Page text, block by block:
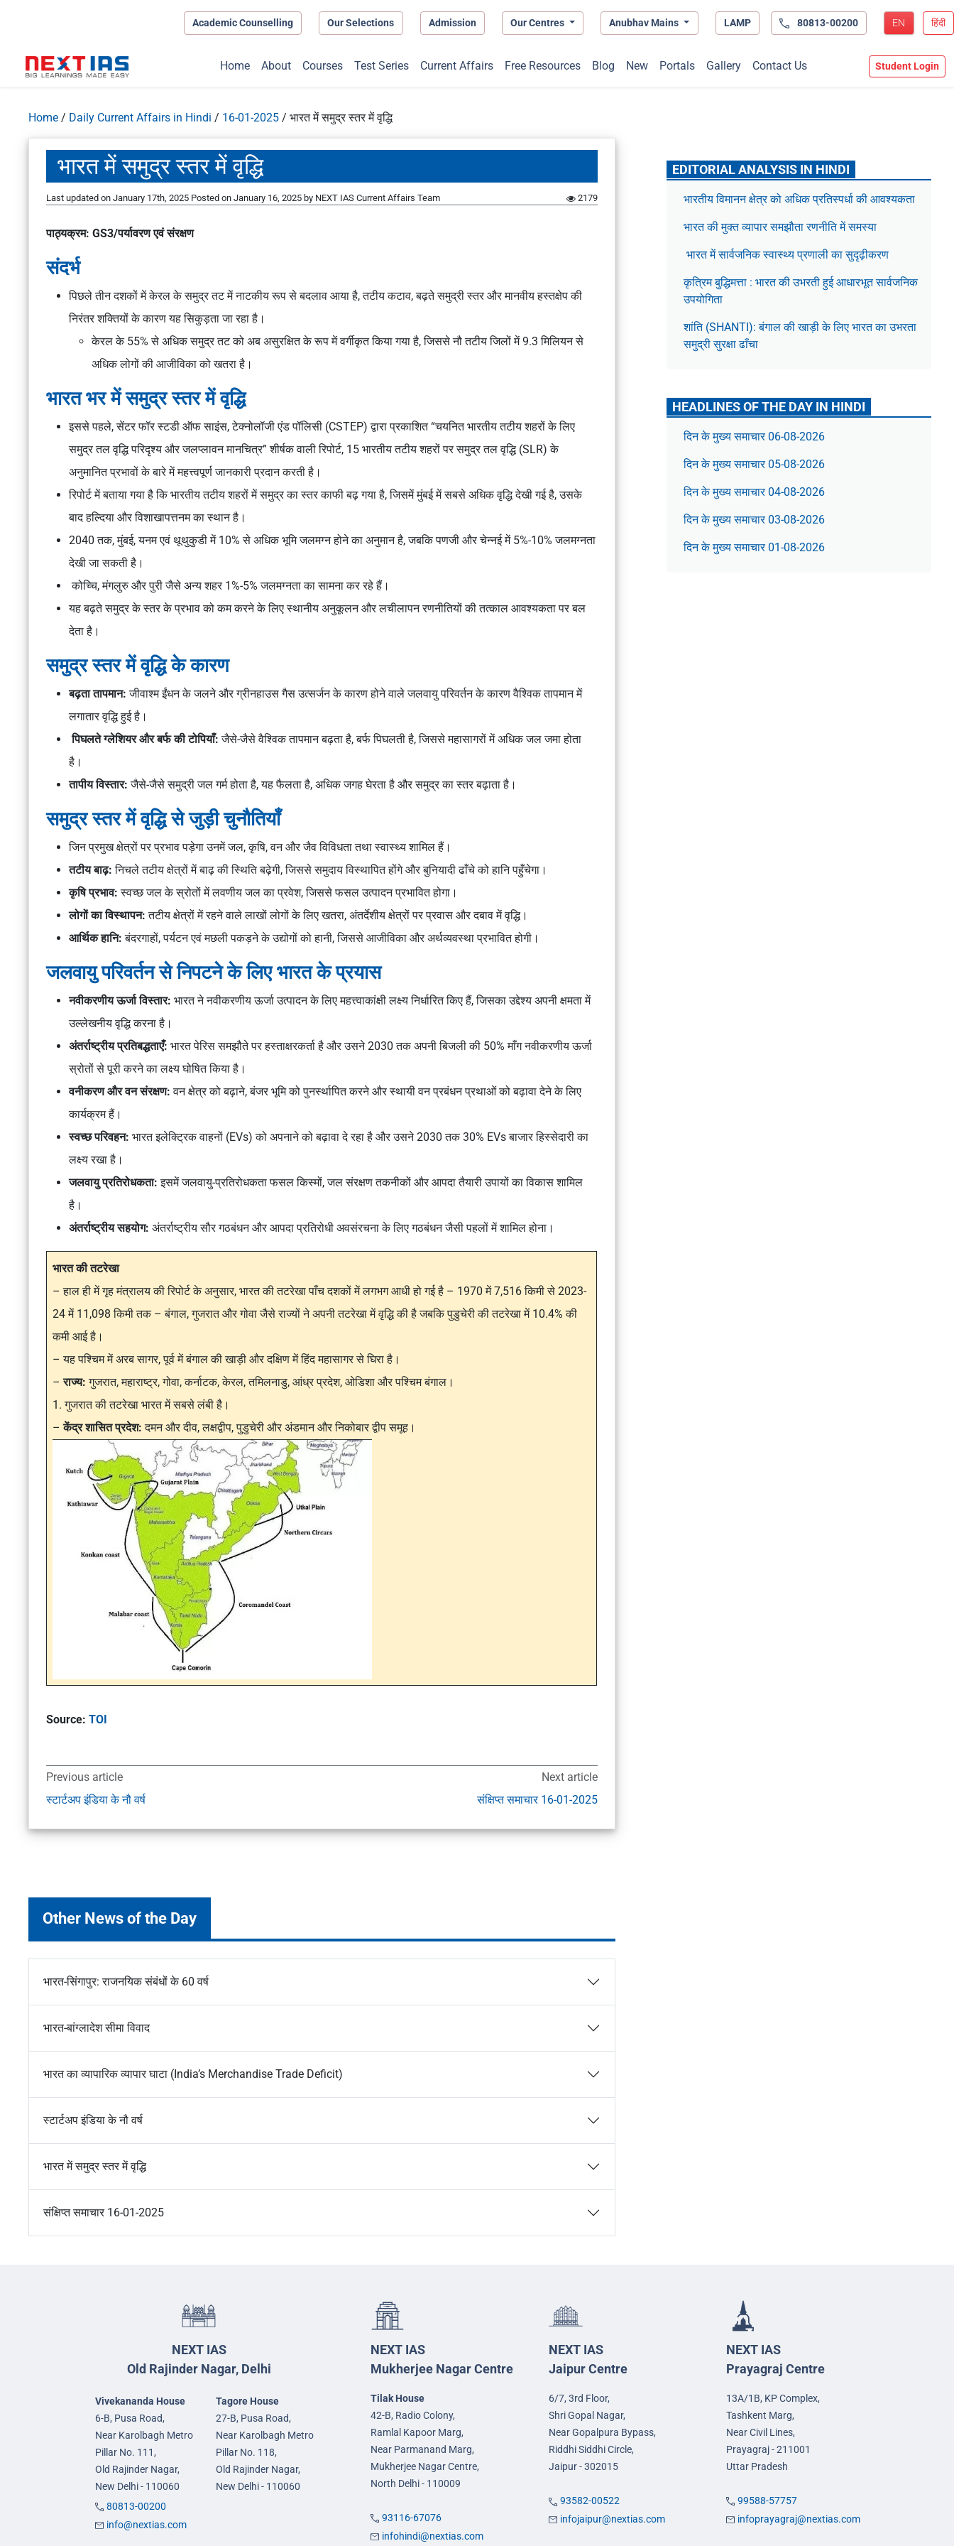
Academic Counselling Our Selections Admission Our Centres Anubhav Mains LAMP 80813-00200 EN हिंदी
Home About Courses Test Series Current Affairs Free Resources Blog New Portals Gallery Contact Us Student Login
Home / Daily Current Affairs in Hindi / 16-01-2025 / भारत में समुद्र स्तर में वृद्धि
भारत में समुद्र स्तर में वृद्धि
Last updated on January 17th, 2025 Posted on January 16, 2025 by NEXT IAS Current Affairs Team 2179
पाठ्यक्रम: GS3/पर्यावरण एवं संरक्षण
संदर्भ
पिछले तीन दशकों में केरल के समुद्र तट में नाटकीय रूप से बदलाव आया है, तटीय कटाव, बढ़ते समुद्री स्तर और मानवीय हस्तक्षेप की
निरंतर शक्तियों के कारण यह सिकुड़ता जा रहा है।
केरल के 55% से अधिक समुद्र तट को अब असुरक्षित के रूप में वर्गीकृत किया गया है, जिससे नौ तटीय जिलों में 9.3 मिलियन से
अधिक लोगों की आजीविका को खतरा है।
भारत भर में समुद्र स्तर में वृद्धि
इससे पहले, सेंटर फॉर स्टडी ऑफ साइंस, टेक्नोलॉजी एंड पॉलिसी (CSTEP) द्वारा प्रकाशित “चयनित भारतीय तटीय शहरों के लिए
समुद्र तल वृद्धि परिदृश्य और जलप्लावन मानचित्र” शीर्षक वाली रिपोर्ट, 15 भारतीय तटीय शहरों पर समुद्र तल वृद्धि (SLR) के
अनुमानित प्रभावों के बारे में महत्त्वपूर्ण जानकारी प्रदान करती है।
रिपोर्ट में बताया गया है कि भारतीय तटीय शहरों में समुद्र का स्तर काफी बढ़ गया है, जिसमें मुंबई में सबसे अधिक वृद्धि देखी गई है, उसके
बाद हल्दिया और विशाखापत्तनम का स्थान है।
2040 तक, मुंबई, यनम एवं थूथुकुडी में 10% से अधिक भूमि जलमग्न होने का अनुमान है, जबकि पणजी और चेन्नई में 5%-10% जलमग्नता
देखी जा सकती है।
कोच्चि, मंगलुरु और पुरी जैसे अन्य शहर 1%-5% जलमग्नता का सामना कर रहे हैं।
यह बढ़ते समुद्र के स्तर के प्रभाव को कम करने के लिए स्थानीय अनुकूलन और लचीलापन रणनीतियों की तत्काल आवश्यकता पर बल
देता है।
समुद्र स्तर में वृद्धि के कारण
बढ़ता तापमान: जीवाश्म ईंधन के जलने और ग्रीनहाउस गैस उत्सर्जन के कारण होने वाले जलवायु परिवर्तन के कारण वैश्विक तापमान में
लगातार वृद्धि हुई है।
पिघलते ग्लेशियर और बर्फ की टोपियाँ:जैसे-जैसे वैश्विक तापमान बढ़ता है, बर्फ पिघलती है, जिससे महासागरों में अधिक जल जमा होता
है।
तापीय विस्तार:जैसे-जैसे समुद्री जल गर्म होता है, यह फैलता है, अधिक जगह घेरता है और समुद्र का स्तर बढ़ाता है।
समुद्र स्तर में वृद्धि से जुड़ी चुनौतियाँ
जिन प्रमुख क्षेत्रों पर प्रभाव पड़ेगा उनमें जल, कृषि, वन और जैव विविधता तथा स्वास्थ्य शामिल हैं।
तटीय बाढ़:निचले तटीय क्षेत्रों में बाढ़ की स्थिति बढ़ेगी, जिससे समुदाय विस्थापित होंगे और बुनियादी ढाँचे को हानि पहुँचेगा।
कृषि प्रभाव:स्वच्छ जल के स्रोतों में लवणीय जल का प्रवेश, जिससे फसल उत्पादन प्रभावित होगा।
लोगों का विस्थापन:तटीय क्षेत्रों में रहने वाले लाखों लोगों के लिए खतरा, अंतर्देशीय क्षेत्रों पर प्रवास और दबाव में वृद्धि।
आर्थिक हानि:बंदरगाहों, पर्यटन एवं मछली पकड़ने के उद्योगों को हानी, जिससे आजीविका और अर्थव्यवस्था प्रभावित होगी।
जलवायु परिवर्तन से निपटने के लिए भारत के प्रयास
नवीकरणीय ऊर्जा विस्तार: भारत ने नवीकरणीय ऊर्जा उत्पादन के लिए महत्त्वाकांक्षी लक्ष्य निर्धारित किए हैं, जिसका उद्देश्य अपनी क्षमता में
उल्लेखनीय वृद्धि करना है।
अंतर्राष्ट्रीय प्रतिबद्धताएँ: भारत पेरिस समझौते पर हस्ताक्षरकर्ता है और उसने 2030 तक अपनी बिजली की 50% माँग नवीकरणीय ऊर्जा
स्रोतों से पूरी करने का लक्ष्य घोषित किया है।
वनीकरण और वन संरक्षण:वन क्षेत्र को बढ़ाने, बंजर भूमि को पुनर्स्थापित करने और स्थायी वन प्रबंधन प्रथाओं को बढ़ावा देने के लिए
कार्यक्रम हैं।
स्वच्छ परिवहन: भारत इलेक्ट्रिक वाहनों (EVs) को अपनाने को बढ़ावा दे रहा है और उसने 2030 तक 30% EVs बाजार हिस्सेदारी का
लक्ष्य रखा है।
जलवायु प्रतिरोधकता:इसमें जलवायु-प्रतिरोधकता फसल किस्मों, जल संरक्षण तकनीकों और आपदा तैयारी उपायों का विकास शामिल
है।
अंतर्राष्ट्रीय सहयोग: अंतर्राष्ट्रीय सौर गठबंधन और आपदा प्रतिरोधी अवसंरचना के लिए गठबंधन जैसी पहलों में शामिल होना।
भारत की तटरेखा
– हाल ही में गृह मंत्रालय की रिपोर्ट के अनुसार, भारत की तटरेखा पाँच दशकों में लगभग आधी हो गई है – 1970 में 7,516 किमी से 2023-
24 में 11,098 किमी तक – बंगाल, गुजरात और गोवा जैसे राज्यों ने अपनी तटरेखा में वृद्धि की है जबकि पुडुचेरी की तटरेखा में 10.4% की
कमी आई है।
– यह पश्चिम में अरब सागर, पूर्व में बंगाल की खाड़ी और दक्षिण में हिंद महासागर से घिरा है।
–राज्य: गुजरात, महाराष्ट्र, गोवा, कर्नाटक, केरल, तमिलनाडु, आंध्र प्रदेश, ओडिशा और पश्चिम बंगाल।
1. गुजरात की तटरेखा भारत में सबसे लंबी है।
–केंद्र शासित प्रदेश: दमन और दीव, लक्षद्वीप, पुडुचेरी और अंडमान और निकोबार द्वीप समूह।
Source: TOI
Previous article
स्टार्टअप इंडिया के नौ वर्ष
Next article
संक्षिप्त समाचार 16-01-2025
Other News of the Day
भारत-सिंगापुर: राजनयिक संबंधों के 60 वर्ष
भारत-बांग्लादेश सीमा विवाद
भारत का व्यापारिक व्यापार घाटा (India’s Merchandise Trade Deficit)
स्टार्टअप इंडिया के नौ वर्ष
भारत में समुद्र स्तर में वृद्धि
संक्षिप्त समाचार 16-01-2025
EDITORIAL ANALYSIS IN HINDI
भारतीय विमानन क्षेत्र को अधिक प्रतिस्पर्धा की आवश्यकता
भारत की मुक्त व्यापार समझौता रणनीति में समस्या
भारत में सार्वजनिक स्वास्थ्य प्रणाली का सुदृढ़ीकरण
कृत्रिम बुद्धिमत्ता : भारत की उभरती हुई आधारभूत सार्वजनिक
उपयोगिता
शांति (SHANTI): बंगाल की खाड़ी के लिए भारत का उभरता
समुद्री सुरक्षा ढाँचा
HEADLINES OF THE DAY IN HINDI
दिन के मुख्य समाचार 06-08-2026
दिन के मुख्य समाचार 05-08-2026
दिन के मुख्य समाचार 04-08-2026
दिन के मुख्य समाचार 03-08-2026
दिन के मुख्य समाचार 01-08-2026
NEXT IAS
Old Rajinder Nagar, Delhi
Vivekananda House
6-B, Pusa Road,
Near Karolbagh Metro
Pillar No. 111,
Old Rajinder Nagar,
New Delhi - 110060
Tagore House
27-B, Pusa Road,
Near Karolbagh Metro
Pillar No. 118,
Old Rajinder Nagar,
New Delhi - 110060
80813-00200
info@nextias.com
NEXT IAS
Mukherjee Nagar Centre
Tilak House
42-B, Radio Colony,
Ramlal Kapoor Marg,
Near Parmanand Marg,
Mukherjee Nagar Centre,
North Delhi - 110009
93116-67076
infohindi@nextias.com
NEXT IAS
Jaipur Centre
6/7, 3rd Floor,
Shri Gopal Nagar,
Near Gopalpura Bypass,
Riddhi Siddhi Circle,
Jaipur - 302015
93582-00522
infojaipur@nextias.com
NEXT IAS
Prayagraj Centre
13A/1B, KP Complex,
Tashkent Marg,
Near Civil Lines,
Prayagraj - 211001
Uttar Pradesh
99588-57757
infoprayagraj@nextias.com